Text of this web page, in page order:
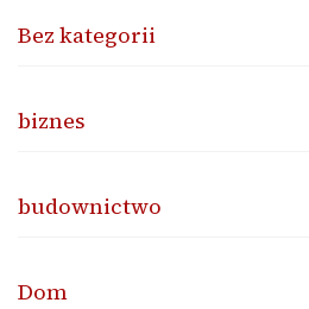
Bez kategorii
biznes
budownictwo
Dom